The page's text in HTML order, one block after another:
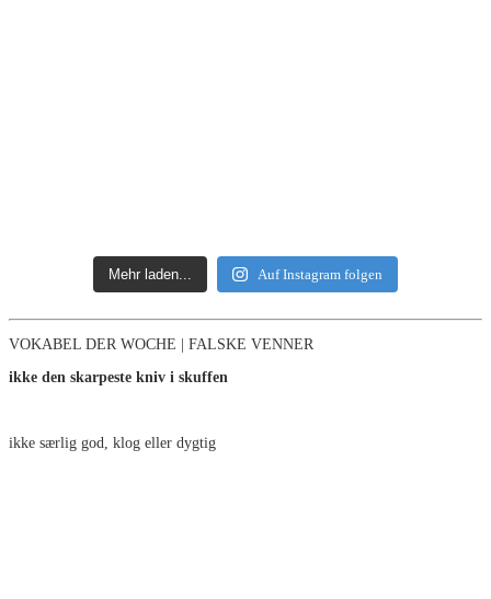
Mehr laden... Auf Instagram folgen
VOKABEL DER WOCHE | FALSKE VENNER
ikke den skarpeste kniv i skuffen
ikke særlig god, klog eller dygtig